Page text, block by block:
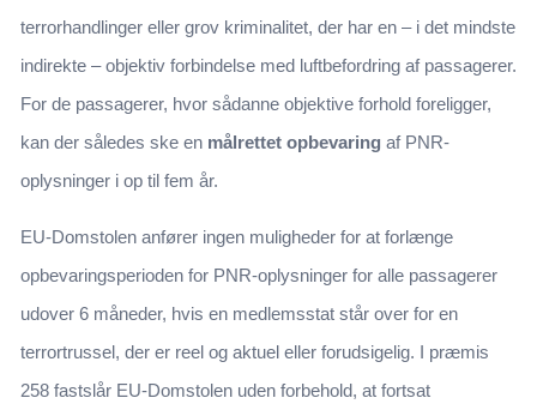
terrorhandlinger eller grov kriminalitet, der har en – i det mindste
indirekte – objektiv forbindelse med luftbefordring af passagerer.
For de passagerer, hvor sådanne objektive forhold foreligger,
kan der således ske en målrettet opbevaring af PNR-
oplysninger i op til fem år.
EU-Domstolen anfører ingen muligheder for at forlænge
opbevaringsperioden for PNR-oplysninger for alle passagerer
udover 6 måneder, hvis en medlemsstat står over for en
terrortrussel, der er reel og aktuel eller forudsigelig. I præmis
258 fastslår EU-Domstolen uden forbehold, at fortsat